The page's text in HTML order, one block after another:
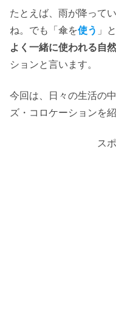
たとえば、雨が降って
ね。でも「傘を使う 」
よく一緒に使われる自
ションと言います。
今回は、日々の生活の
ズ・コロケーションを
ス